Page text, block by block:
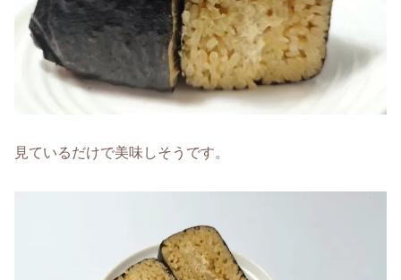
見ているだけで美味しそうです。